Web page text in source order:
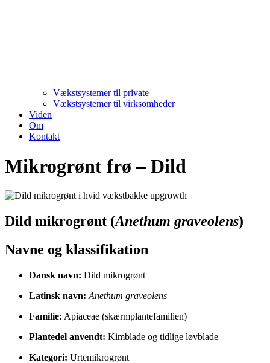
Vækstsystemer til private
Vækstsystemer til virksomheder
Viden
Om
Kontakt
Mikrogrønt frø – Dild
Dild mikrogrønt (Anethum graveolens)
Navne og klassifikation
Dansk navn: Dild mikrogrønt
Latinsk navn: Anethum graveolens
Familie: Apiaceae (skærmplantefamilien)
Plantedel anvendt: Kimblade og tidlige løvblade
Kategori: Urtemikrogrønt